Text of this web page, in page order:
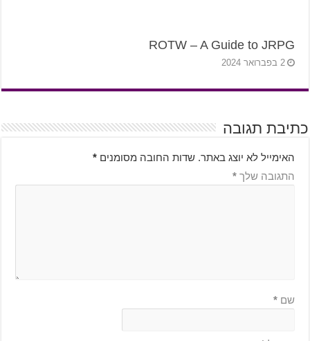
ROTW – A Guide to JRPG
2 בפברואר 2024
כתיבת תגובה
האימייל לא יוצג באתר. שדות החובה מסומנים *
התגובה שלך *
שם *